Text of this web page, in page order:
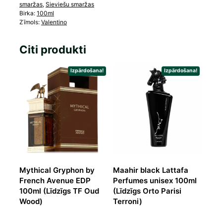
smaržas, Sieviešu smaržas
Birka: 100ml
Zīmols: Valentino
Citi produkti
Izpārdošana!
Mythical Gryphon by
French Avenue EDP
100ml (Līdzīgs TF Oud
Wood)
Izpārdošana!
Maahir black Lattafa
Perfumes unisex 100ml
(Līdzīgs Orto Parisi
Terroni)